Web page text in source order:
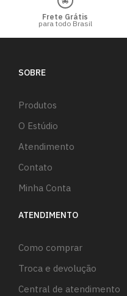
Frete Grátis
para todo Brasil
SOBRE
Produtos
O Estúdio
Atendimento
Contato
Minha Conta
ATENDIMENTO
Como comprar
Troca e devolução
Central de atendimento